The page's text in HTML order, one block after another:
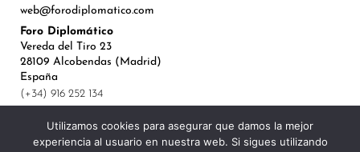
web@forodiplomatico.com
Foro Diplomático
Vereda del Tiro 23
28109 Alcobendas (Madrid)
España
(+34) 916 252 134
Utilizamos cookies para asegurar que damos la mejor
experiencia al usuario en nuestra web. Si sigues utilizando